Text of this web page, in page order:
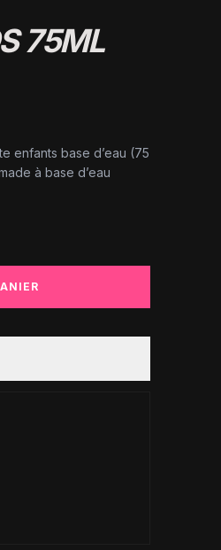
75ML
enfants base d’eau (75
à base d’eau